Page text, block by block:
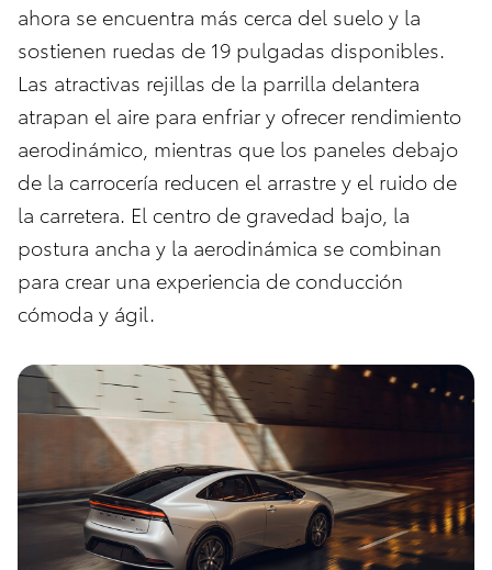
ahora se encuentra más cerca del suelo y la
sostienen ruedas de 19 pulgadas disponibles.
Las atractivas rejillas de la parrilla delantera
atrapan el aire para enfriar y ofrecer rendimiento
aerodinámico, mientras que los paneles debajo
de la carrocería reducen el arrastre y el ruido de
la carretera. El centro de gravedad bajo, la
postura ancha y la aerodinámica se combinan
para crear una experiencia de conducción
cómoda y ágil.